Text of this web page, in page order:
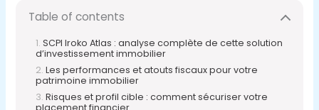
Table of contents
SCPI Iroko Atlas : analyse complète de cette solution
d’investissement immobilier
Les performances et atouts fiscaux pour votre
patrimoine immobilier
Risques et profil cible : comment sécuriser votre